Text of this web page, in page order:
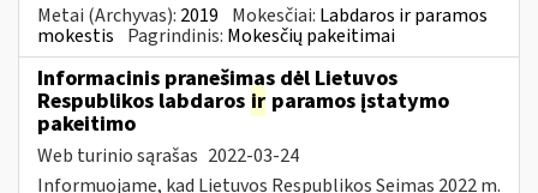
Metai (Archyvas): 2019 Mokesčiai: Labdaros ir paramos
mokestis Pagrindinis: Mokesčių pakeitimai
Informacinis pranešimas dėl Lietuvos
Respublikos labdaros ir paramos įstatymo
pakeitimo
Web turinio sąrašas 2022-03-24
Informuojame, kad Lietuvos Respublikos Seimas 2022 m.